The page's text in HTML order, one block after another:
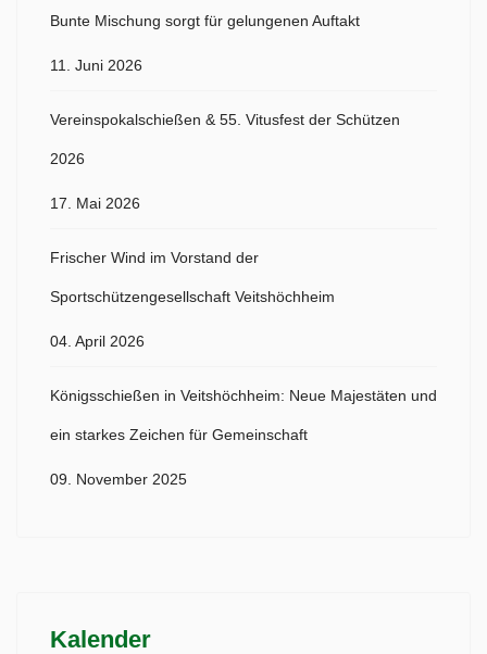
Bunte Mischung sorgt für gelungenen Auftakt
11. Juni 2026
Vereinspokalschießen & 55. Vitusfest der Schützen
2026
17. Mai 2026
Frischer Wind im Vorstand der
Sportschützengesellschaft Veitshöchheim
04. April 2026
Königsschießen in Veitshöchheim: Neue Majestäten und
ein starkes Zeichen für Gemeinschaft
09. November 2025
Kalender